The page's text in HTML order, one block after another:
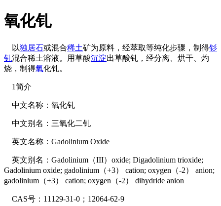
氧化钆
以独居石或混合稀土矿为原料，经萃取等纯化步骤，制得钐
钆混合稀土溶液。用草酸沉淀出草酸钆，经分离、烘干、灼
烧，制得氧化钆。
1简介
中文名称：氧化钆
中文别名：三氧化二钆
英文名称：Gadolinium Oxide
英文别名：Gadolinium（III）oxide; Digadolinium trioxide;
Gadolinium oxide; gadolinium（+3） cation; oxygen（-2） anion;
gadolinium（+3） cation; oxygen（-2） dihydride anion
CAS号：11129-31-0；12064-62-9